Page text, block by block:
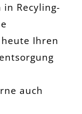
Recyling-
Ihren
auch